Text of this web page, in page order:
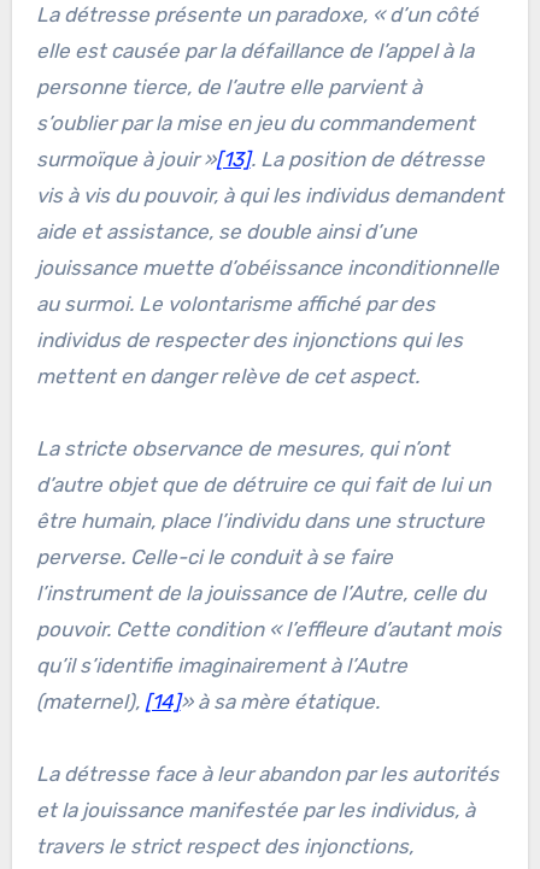
La détresse présente un paradoxe, «d’un côté
elle est causée par la défaillance de l’appel à la
personne tierce, de l’autre elle parvient à
s’oublier par la mise en jeu du commandement
surmoïque à jouir »[13]. La position de détresse
vis à vis du pouvoir, à qui les individus demandent
aide et assistance, se double ainsi d’une
jouissance muette d’obéissance inconditionnelle
au surmoi. Le volontarisme affiché par des
individus de respecter des injonctions qui les
mettent en danger relève de cet aspect.
La stricte observance de mesures, qui n’ont
d’autre objet que de détruire ce qui fait de lui un
être humain, place l’individu dans une structure
perverse. Celle-ci le conduit à se faire
l’instrument de la jouissance de l’Autre, celle du
pouvoir. Cette condition «l’effleure d’autant mois
qu’il s’identifie imaginairement à l’Autre
(maternel), [14]» à sa mère étatique.
La détresse face à leur abandon par les autorités
et la jouissance manifestée par les individus, à
travers le strict respect des injonctions,